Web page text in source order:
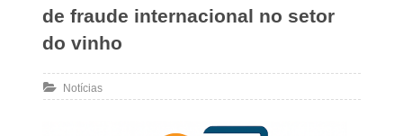
de fraude internacional no setor
do vinho
Notícias